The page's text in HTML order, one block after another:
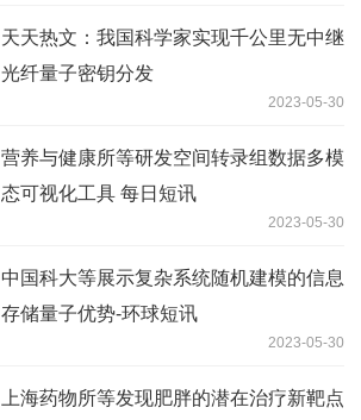
天天热文：我国科学家实现千公里无中继
光纤量子密钥分发
2023-05-30
营养与健康所等研发空间转录组数据多模
态可视化工具 每日短讯
2023-05-30
中国科大等展示复杂系统随机建模的信息
存储量子优势-环球短讯
2023-05-30
上海药物所等发现肥胖的潜在治疗新靶点